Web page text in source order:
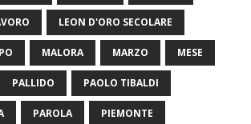
LEON D'ORO SECOLARE
MALORA MARZO MESE
PALLIDO PAOLO TIBALDI
PAROLA PIEMONTE